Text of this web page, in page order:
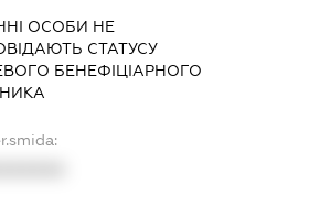
ОСОБИ НЕ
СТАТУСУ
БЕНЕФІЦІАРНОГО